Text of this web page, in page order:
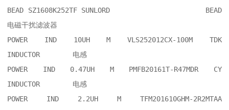
BEAD SZ1608K252TF SUNLORD               	BEAD
电磁干扰滤波器
POWER IND 10UH M VLS252012CX-100M TDK
INDUCTOR  	电感
POWER IND 0.47UH M PMFB20161T-R47MDR CY
INDUCTOR  	电感
POWER IND 2.2UH M TFM201610GHM-2R2MTAA